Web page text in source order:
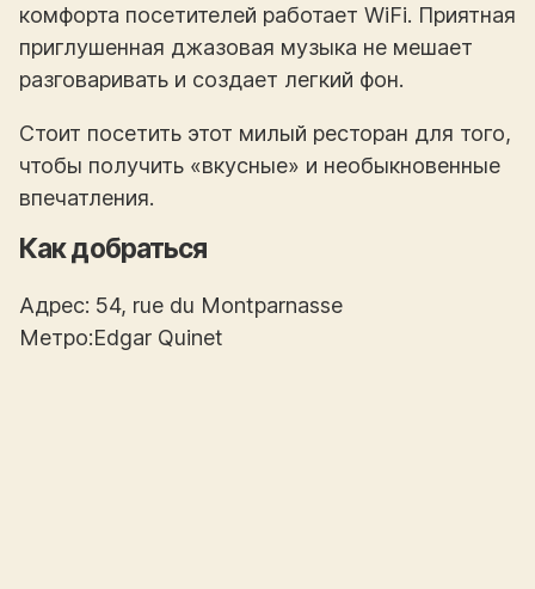
комфорта посетителей работает WiFi. Приятная
приглушенная джазовая музыка не мешает
разговаривать и создает легкий фон.
Стоит посетить этот милый ресторан для того,
чтобы получить «вкусные» и необыкновенные
впечатления.
Как добраться
Адрес: 54, rue du Montparnasse
Метро:Edgar Quinet